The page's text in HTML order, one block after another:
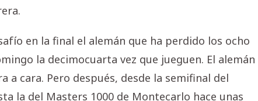
en la final el alemán que ha perdido los ocho
la decimocuarta vez que jueguen. El alemán
a cara. Pero después, desde la semifinal del
la del Masters 1000 de Montecarlo hace unas